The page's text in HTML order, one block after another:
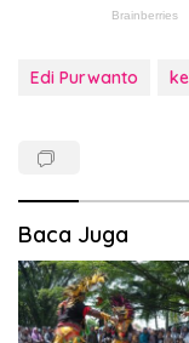
Edi Purwanto
Baca Juga